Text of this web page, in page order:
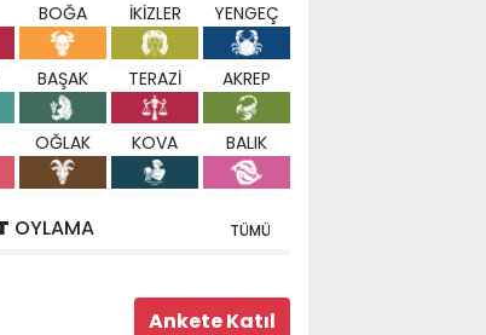
BOĞA İKİZLER YENGEÇ
BAŞAK TERAZİ AKREP
OĞLAK KOVA BALIK
OYLAMA TÜMÜ